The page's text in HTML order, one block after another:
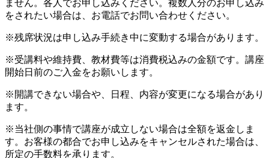
ません。各人でお申し込みください。複数人分のお申し込み
をされたい場合は、お電話でお問い合わせください。
※残席状況は申し込み手続き中に変動する場合があります。
※受講料や維持費、教材費等は消費税込みの金額です。講座
開始日前のご入金をお願いします。
※開講できない場合や、日程、内容が変更になる場合があり
ます。
※当社側の事情で講座が成立しない場合は全額を返金しま
す。お客様の都合でお申し込みをキャンセルされた場合は、
所定の手数料を承ります。